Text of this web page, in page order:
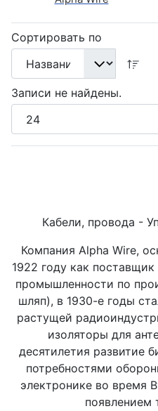
Сортировать по
Записи не найдены.
Кабели, провода -
Компания Alpha Wire,
1922 году как
промышленности по
шляп), в 1930-е годы
растущей
изоляторы для
десятилетия развитие
потребностями
электронике во время
появлением